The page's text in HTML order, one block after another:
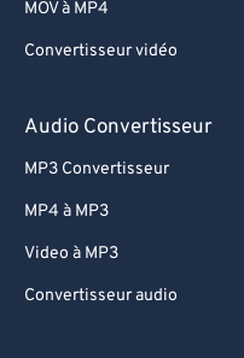
MOV à MP4
Convertisseur vidéo
Audio Convertisseur
MP3 Convertisseur
MP4 à MP3
Video à MP3
Convertisseur audio